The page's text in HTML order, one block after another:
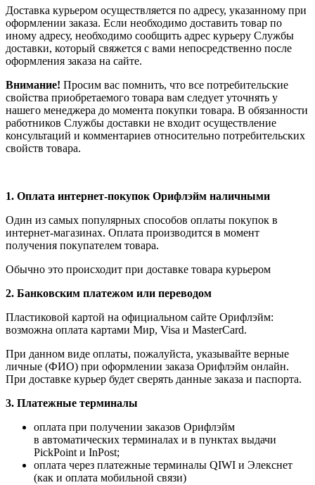
Доставка курьером осуществляется по адресу, указанному при
оформлении заказа. Если необходимо доставить товар по
иному адресу, необходимо сообщить адрес курьеру Службы
доставки, который свяжется с вами непосредственно после
оформления заказа на сайте.
Внимание! Просим вас помнить, что все потребительские
свойства приобретаемого товара вам следует уточнять у
нашего менеджера до момента покупки товара. В обязанности
работников Службы доставки не входит осуществление
консультаций и комментариев относительно потребительских
свойств товара.
1. Оплата интернет-покупок Орифлэйм наличными
Один из самых популярных способов оплаты покупок в
интернет-магазинах. Оплата производится в момент
получения покупателем товара.
Обычно это происходит при доставке товара курьером
2. Банковским платежом или переводом
Пластиковой картой на официальном сайте Орифлэйм:
возможна оплата картами Мир, Visa и MasterCard.
При данном виде оплаты, пожалуйста, указывайте верные
личные (ФИО) при оформлении заказа Орифлэйм онлайн.
При доставке курьер будет сверять данные заказа и паспорта.
3. Платежные терминалы
оплата при получении заказов Орифлэйм
в автоматических терминалах и в пунктах выдачи
PickPoint и InPost;
оплата через платежные терминалы QIWI и Элекснет
(как и оплата мобильной связи)